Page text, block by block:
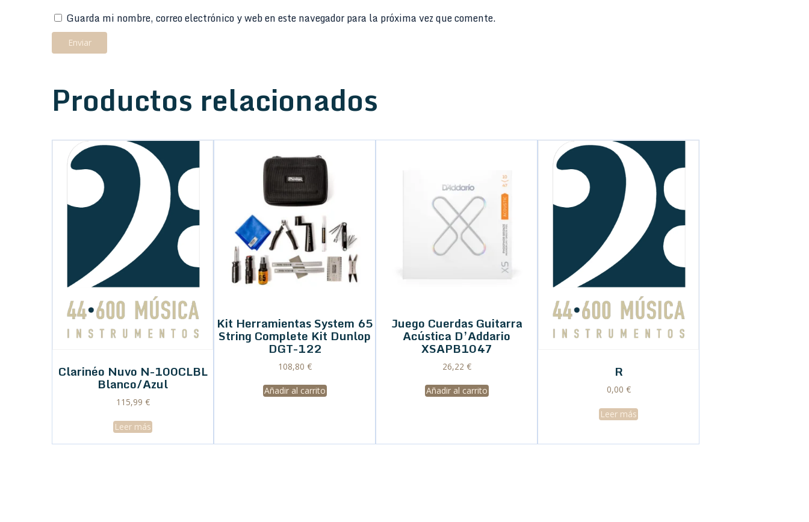
Guarda mi nombre, correo electrónico y web en este navegador para la próxima vez que comente.
Productos relacionados
Clarinéo Nuvo N-100CLBL
Blanco/Azul
115,99 €
Leer más
Kit Herramientas System 65
String Complete Kit Dunlop
DGT-122
108,80 €
Añadir al carrito
Juego Cuerdas Guitarra
Acústica D’Addario
XSAPB1047
26,22 €
Añadir al carrito
R
0,00 €
Leer más